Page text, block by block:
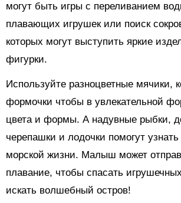
могут быть игры с переливанием
плавающих игрушек или поиск
которых могут выступить яркие
фигурки.
Используйте разноцветные мячики,
формочки чтобы в увлекательной
цвета и формы. А надувные рыбки,
черепашки и лодочки помогут
морской жизни. Малыш может
плавание, чтобы спасать
искать волшебный остров!